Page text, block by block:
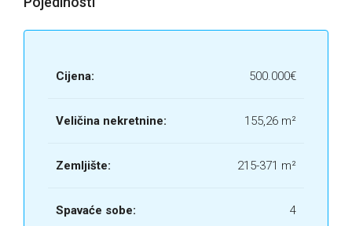
Cijena: 500.000€
Veličina nekretnine: 155,26 m²
Zemljište: 215-371 m²
Spavaće sobe: 4